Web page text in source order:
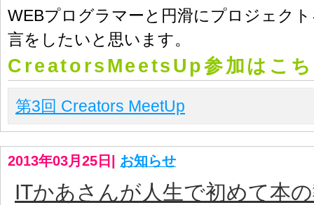
WEBプログラマーと円滑にプロジェク
言をしたいと思います。
CreatorsMeetsUp参加はこ
第3回 Creators MeetUp
2013年03月25日 お知らせ
ITかあさんが人生で初めて本